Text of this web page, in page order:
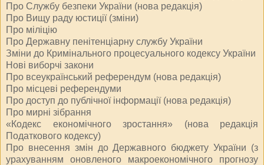
Про Службу безпеки України (нова редакція)
Про Вищу раду юстиції (зміни)
Про міліцію
Про Державну пенітенціарну службу України
Зміни до Кримінального процесуального кодексу України
Нові виборчі закони
Про всеукраїнський референдум (нова редакція)
Про місцеві референдуми
Про доступ до публічної інформації (нова редакція)
Про мирні зібрання
«Кодекс економічного зростання» (нова редакція
Податкового кодексу)
Про внесення змін до Державного бюджету України (з
урахуванням оновленого макроекономічного прогнозу